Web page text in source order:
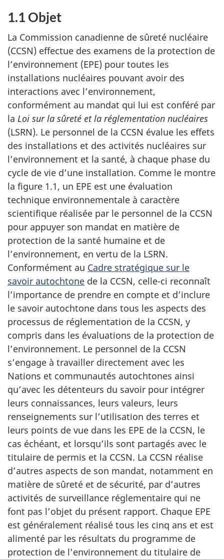
1.1 Objet
La Commission canadienne de sûreté nucléaire
(CCSN) effectue des examens de la protection de
l’environnement (EPE) pour toutes les
installations nucléaires pouvant avoir des
interactions avec l’environnement,
conformément au mandat qui lui est conféré par
la Loi sur la sûreté et la réglementation nucléaires
(LSRN). Le personnel de la CCSN évalue les effets
des installations et des activités nucléaires sur
l’environnement et la santé, à chaque phase du
cycle de vie d’une installation. Comme le montre
la figure 1.1, un EPE est une évaluation
technique environnementale à caractère
scientifique réalisée par le personnel de la CCSN
pour appuyer son mandat en matière de
protection de la santé humaine et de
l’environnement, en vertu de la LSRN.
Conformément au Cadre stratégique sur le
savoir autochtone de la CCSN, celle-ci reconnaît
l’importance de prendre en compte et d’inclure
le savoir autochtone dans tous les aspects des
processus de réglementation de la CCSN, y
compris dans les évaluations de la protection de
l’environnement. Le personnel de la CCSN
s’engage à travailler directement avec les
Nations et communautés autochtones ainsi
qu’avec les détenteurs du savoir pour intégrer
leurs connaissances, leurs valeurs, leurs
renseignements sur l’utilisation des terres et
leurs points de vue dans les EPE de la CCSN, le
cas échéant, et lorsqu’ils sont partagés avec le
titulaire de permis et la CCSN. La CCSN réalise
d’autres aspects de son mandat, notamment en
matière de sûreté et de sécurité, par d’autres
activités de surveillance réglementaire qui ne
font pas l’objet du présent rapport. Chaque EPE
est généralement réalisé tous les cinq ans et est
alimenté par les résultats du programme de
protection de l’environnement du titulaire de